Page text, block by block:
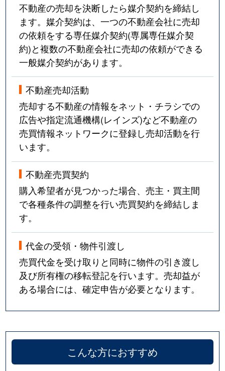
不動産の売却を決断したら媒介契約を締結し
ます。媒介契約は、一つの不動産会社に売却
の依頼をする専任媒介契約(専属専任媒介契
約)と複数の不動産会社に売却の依頼ができる
一般媒介契約があります。
不動産売却活動
売却する不動産の情報をネット・チラシでの
広告や指定流通機構(レインズ)など不動産の
売買情報ネットワークに登録し売却活動を行
います。
不動産売買契約
購入希望者が見つかった場合、売主・買主間
で各種条件の調整を行い売買契約を締結しま
す。
代金の受領・物件引渡し
売買代金を受け取りと同時に物件の引き渡し
及び所有権の移転登記を行います。売却益が
ある場合には、確定申告が必要となります。
こんな方におすすめ